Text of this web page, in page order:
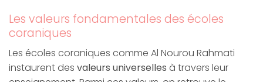
Les valeurs fondamentales des écoles
coraniques
Les écoles coraniques comme Al Nourou Rahmati
instaurent des valeurs universelles à travers leur